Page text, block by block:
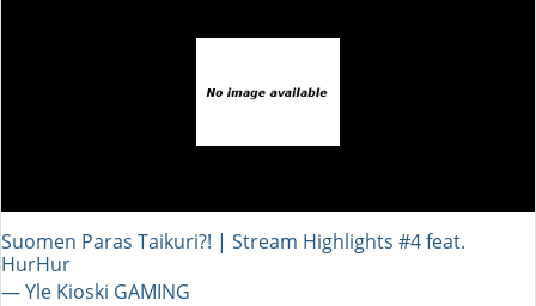
Suomen Paras Taikuri?! | Stream Highlights #4 feat.
HurHur
― Yle Kioski GAMING